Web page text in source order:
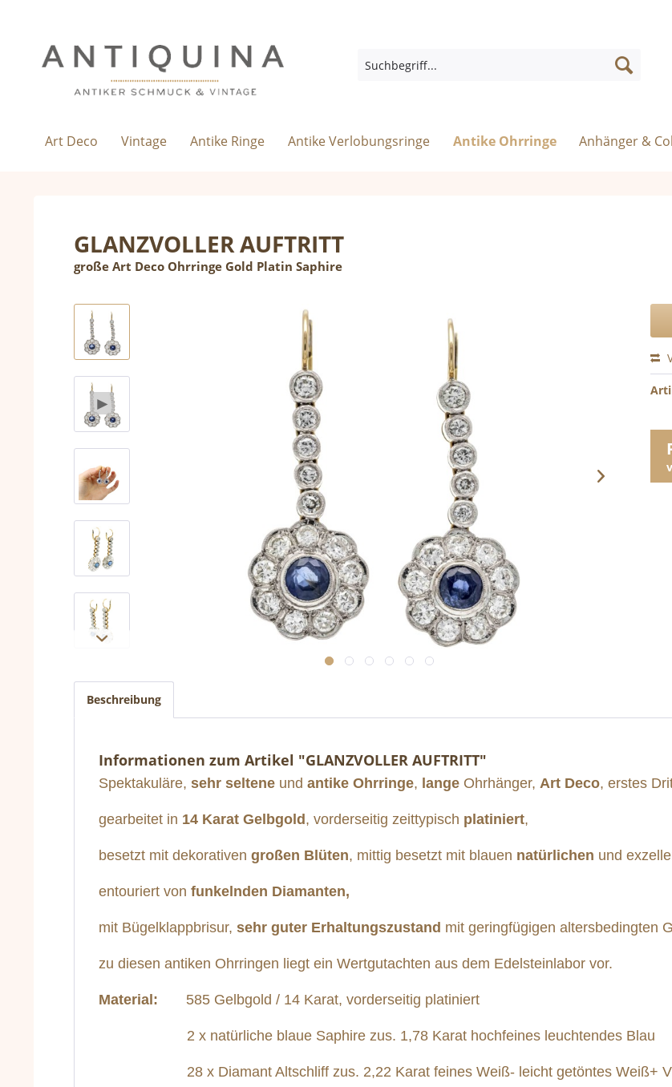
Art Deco Vintage Antike Ringe Antike Verlobungsringe Antike Ohrringe Anhänger &
GLANZVOLLER AUFTRITT
große Art Deco Ohrringe Gold Platin Saphire
Beschreibung
Informationen zum Artikel "GLANZVOLLER AUFTRITT"
Spektakuläre, sehr seltene und antike Ohrringe, lange Ohrhänger, Art Deco, erstes
gearbeitet in 14 Karat Gelbgold , vorderseitig zeittypisch platiniert,
besetzt mit dekorativen großen Blüten, mittig besetzt mit blauen natürlichen und
entouriert von funkelnden Diamanten,
mit Bügelklappbrisur, sehr guter Erhaltungszustand mit geringfügigen altersbedingten
zu diesen antiken Ohrringen liegt ein Wertgutachten aus dem Edelsteinlabor vor.
Material: 585 Gelbgold / 14 Karat, vorderseitig platiniert
2 x natürliche blaue Saphire zus. 1,78 Karat hochfeines leuchtendes Blau
28 x Diamant Altschliff zus. 2,22 Karat feines Weiß- leicht getöntes Weiß+